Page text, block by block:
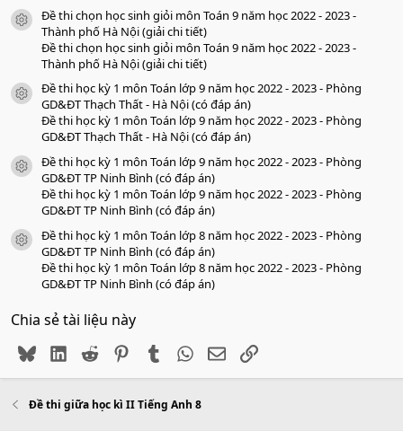
icon tài liệu
Đề thi chọn học sinh giỏi môn Toán 9 năm học 2022 - 2023 -
Thành phố Hà Nội (giải chi tiết)
Đề thi chọn học sinh giỏi môn Toán 9 năm học 2022 - 2023 -
Thành phố Hà Nội (giải chi tiết)
icon tài liệu
Đề thi học kỳ 1 môn Toán lớp 9 năm học 2022 - 2023 - Phòng
GD&ĐT Thạch Thất - Hà Nội (có đáp án)
Đề thi học kỳ 1 môn Toán lớp 9 năm học 2022 - 2023 - Phòng
GD&ĐT Thạch Thất - Hà Nội (có đáp án)
icon tài liệu
Đề thi học kỳ 1 môn Toán lớp 9 năm học 2022 - 2023 - Phòng
GD&ĐT TP Ninh Bình (có đáp án)
Đề thi học kỳ 1 môn Toán lớp 9 năm học 2022 - 2023 - Phòng
GD&ĐT TP Ninh Bình (có đáp án)
icon tài liệu
Đề thi học kỳ 1 môn Toán lớp 8 năm học 2022 - 2023 - Phòng
GD&ĐT TP Ninh Bình (có đáp án)
Đề thi học kỳ 1 môn Toán lớp 8 năm học 2022 - 2023 - Phòng
GD&ĐT TP Ninh Bình (có đáp án)
Chia sẻ tài liệu này
BlueskyLinkedIn
Reddit PinterestTumblr WhatsApp
EmailLink
Đề thi giữa học kì II Tiếng Anh 8